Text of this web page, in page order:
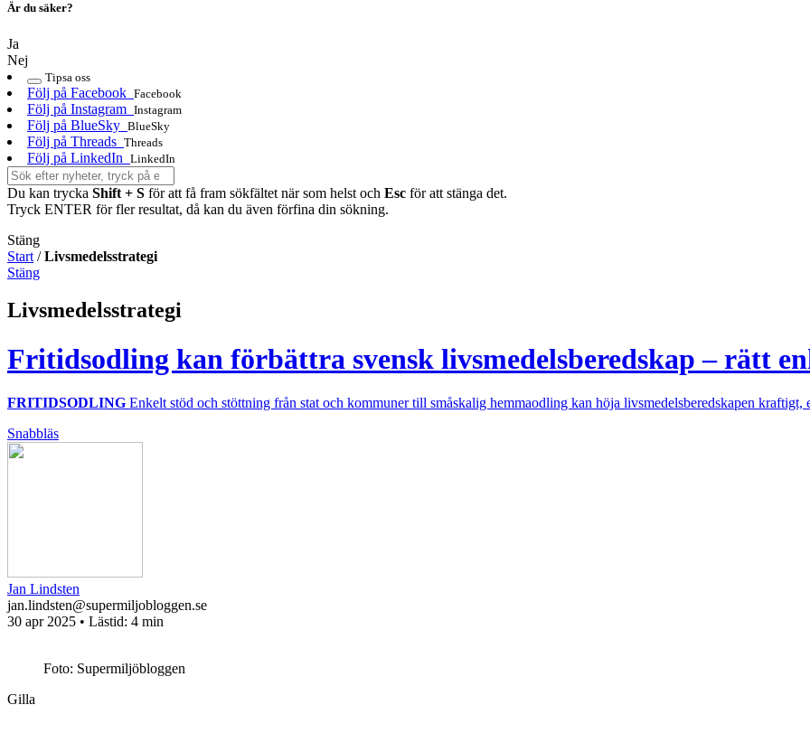
Är du säker?
Ja
Nej
Tipsa oss
Följ på Facebook Facebook
Följ på Instagram Instagram
Följ på BlueSky BlueSky
Följ på Threads Threads
Följ på LinkedIn LinkedIn
Du kan trycka Shift + S för att få fram sökfältet när som helst och Esc för att stänga det.
Tryck ENTER för fler resultat, då kan du även förfina din sökning.
Stäng
Start /Livsmedelsstrategi
Stäng
Livsmedelsstrategi
Fritidsodling kan förbättra svensk livsmedelsberedskap – rätt
FRITIDSODLING Enkelt stöd och stöttning från stat och kommuner till småskalig hemmaodling kan höja livsmedelsberedskapen kraftigt,
Snabbläs
Jan Lindsten
jan.lindsten@supermiljobloggen.se
30 apr 2025 • Lästid: 4 min
Foto: Supermiljöbloggen
Gilla